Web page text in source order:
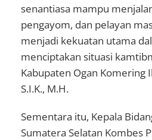
senantiasa mampu
pengayom, dan pelayan
menjadi kekuatan utama
menciptakan situasi
Kabupaten Ogan Komering
S.I.K., M.H.
Sementara itu, Kepala
Sumatera Selatan Kombes